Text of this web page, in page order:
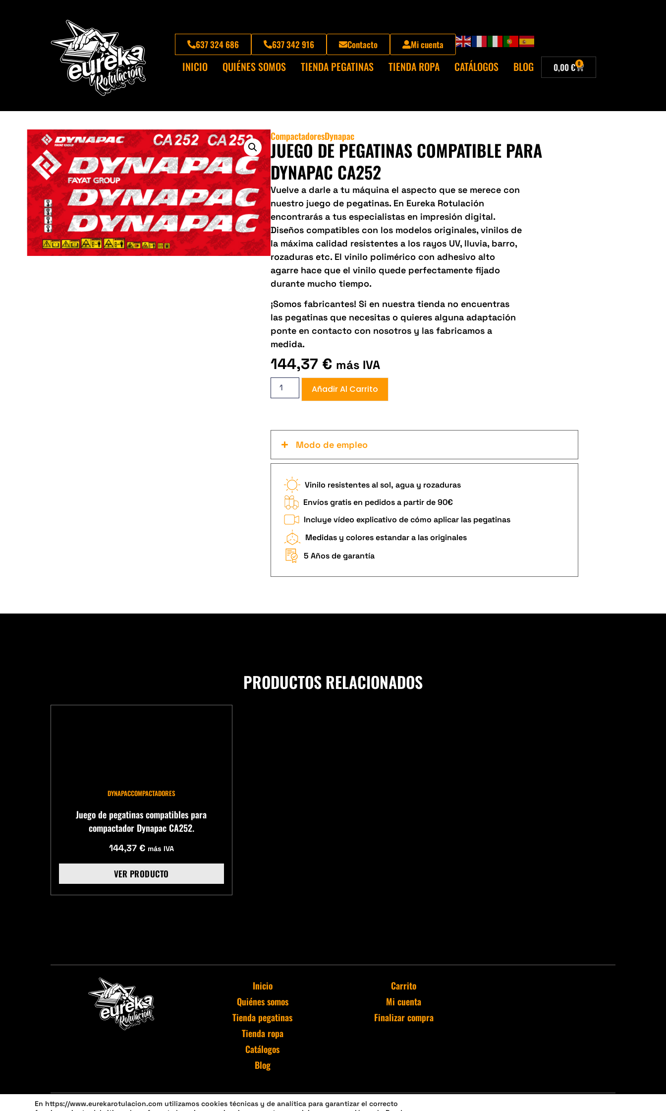
637 324 686 637 342 916 Contacto Mi cuenta
INICIO QUIÉNES SOMOS TIENDA PEGATINAS TIENDA ROPA CATÁLOGOS BLOG 0,00€ 0
CompactadoresDynapac
JUEGO DE PEGATINAS COMPATIBLE PARA
DYNAPAC CA252
Vuelve a darle a tu máquina el aspecto que se merece con
nuestro juego de pegatinas. En Eureka Rotulación
encontrarás a tus especialistas en impresión digital.
Diseños compatibles con los modelos originales, vinilos de
la máxima calidad resistentes a los rayos UV, lluvia, barro,
rozaduras etc. El vinilo polimérico con adhesivo alto
agarre hace que el vinilo quede perfectamente fijado
durante mucho tiempo.
¡Somos fabricantes! Si en nuestra tienda no encuentras
las pegatinas que necesitas o quieres alguna adaptación
ponte en contacto con nosotros y las fabricamos a
medida.
144,37 € más IVA
Añadir Al Carrito
Modo de empleo
Vinilo resistentes al sol, agua y rozaduras
Envíos gratis en pedidos a partir de 90€
Incluye vídeo explicativo de cómo aplicar las pegatinas
Medidas y colores estandar a las originales
5 Años de garantía
PRODUCTOS RELACIONADOS
DYNAPACCOMPACTADORES
Juego de pegatinas compatibles para
compactador Dynapac CA252.
144,37 € más IVA
VER PRODUCTO
Inicio
Quiénes somos
Tienda pegatinas
Tienda ropa
Catálogos
Blog
Carrito
Mi cuenta
Finalizar compra
En https://www.eurekarotulacion.com utilizamos cookies técnicas y de analítica para garantizar el correcto